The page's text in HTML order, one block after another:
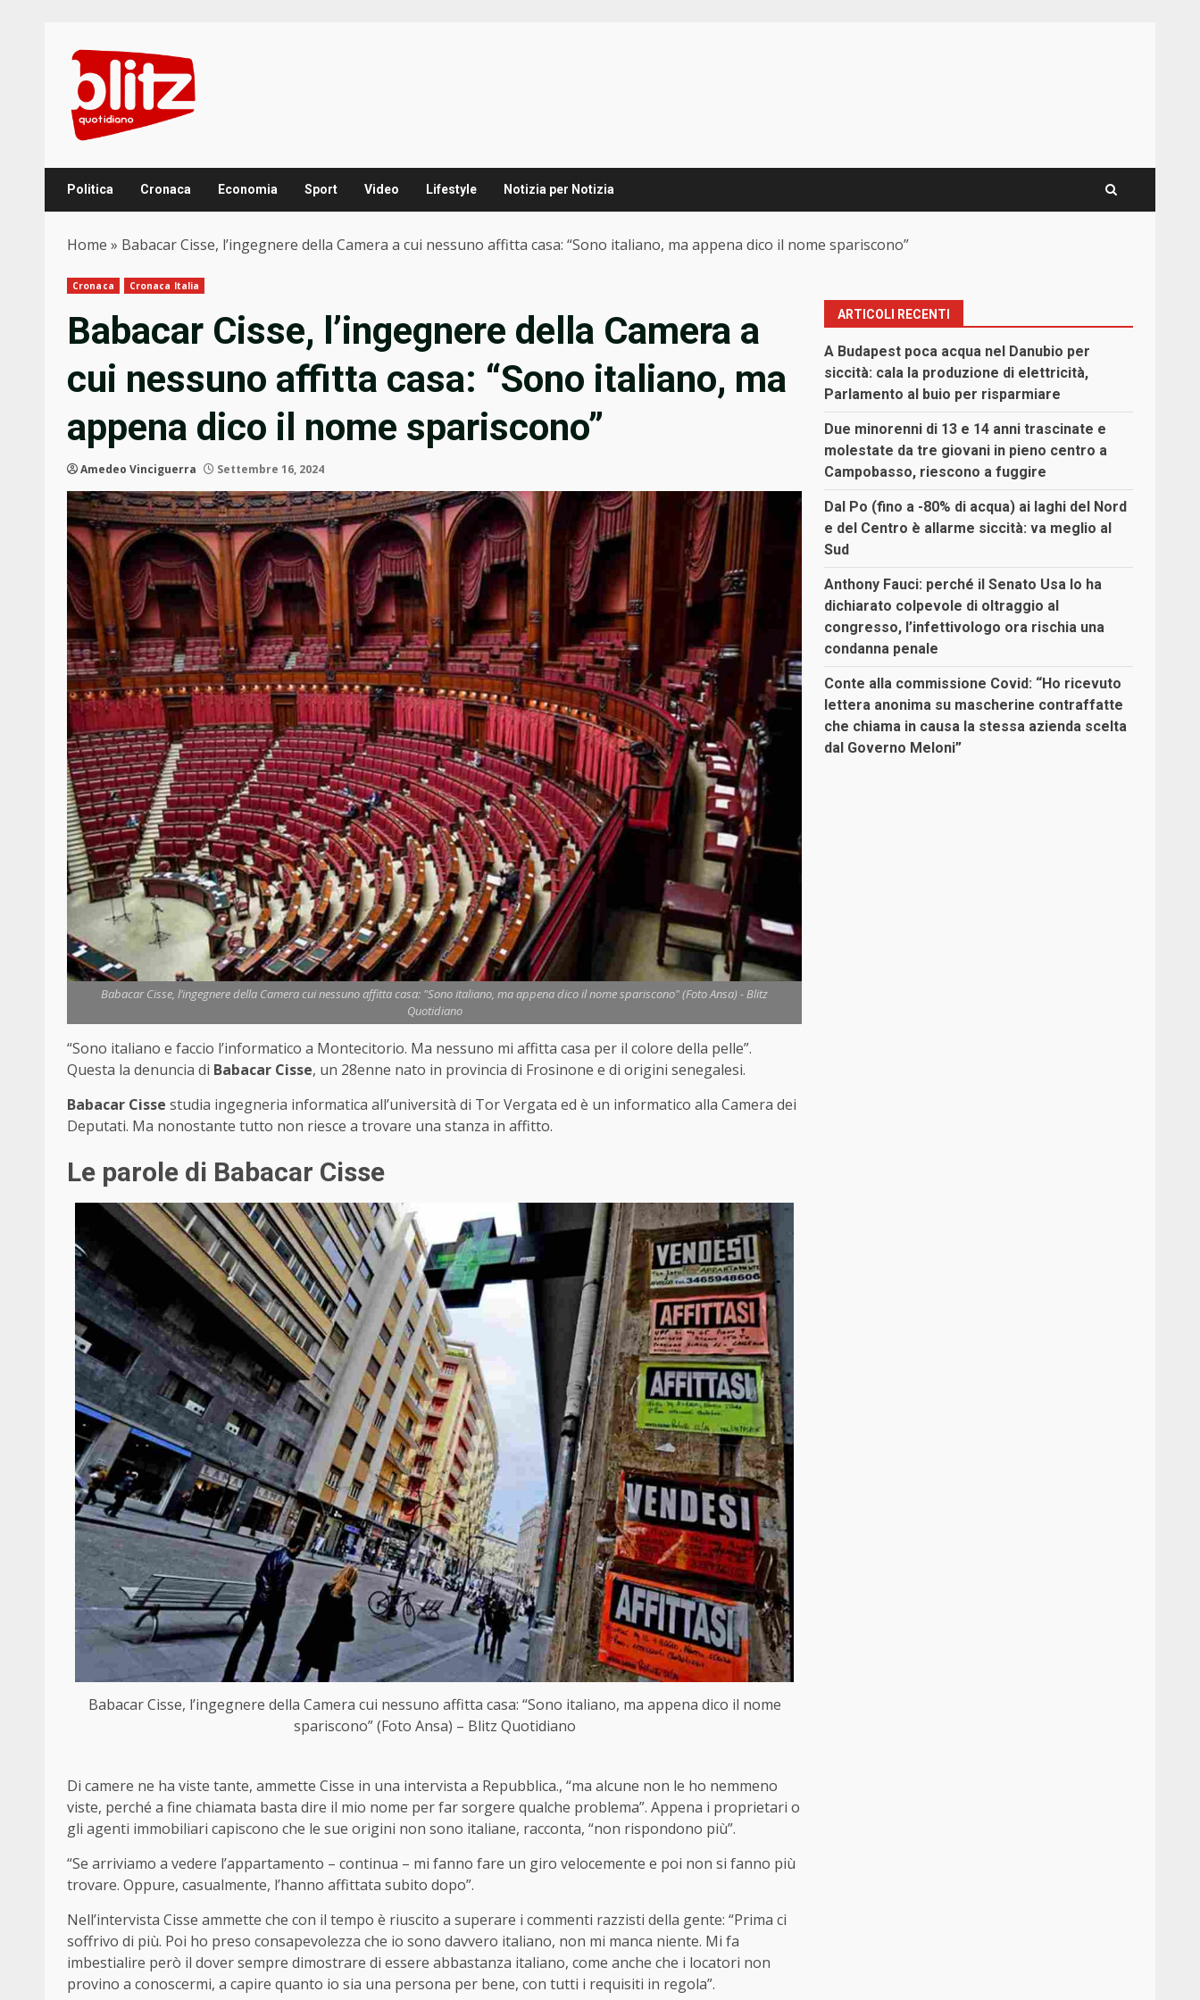
content
Politica Cronaca Economia Sport Video Lifestyle Notizia per Notizia
Home » Babacar Cisse, l’ingegnere della Camera a cui nessuno affitta casa: “Sono italiano, ma appena dico il nome spariscono”
Cronaca Cronaca Italia
Babacar Cisse, l’ingegnere della Camera a
cui nessuno affitta casa: “Sono italiano, ma
appena dico il nome spariscono”
Amedeo Vinciguerra Settembre 16, 2024
Babacar Cisse, l’ingegnere della Camera cui nessuno affitta casa: "Sono italiano, ma appena dico il nome spariscono" (Foto Ansa) - Blitz
Quotidiano
“Sono italiano e faccio l’informatico a Montecitorio. Ma nessuno mi affitta casa per il colore della pelle”.
Questa la denuncia di Babacar Cisse, un 28enne nato in provincia di Frosinone e di origini senegalesi.
Babacar Cisse studia ingegneria informatica all’università di Tor Vergata ed è un informatico alla Camera dei
Deputati. Ma nonostante tutto non riesce a trovare una stanza in affitto.
Le parole di Babacar Cisse
Babacar Cisse, l’ingegnere della Camera cui nessuno affitta casa: “Sono italiano, ma appena dico il nome
spariscono” (Foto Ansa) – Blitz Quotidiano
Di camere ne ha viste tante, ammette Cisse in una intervista a Repubblica., “ma alcune non le ho nemmeno
viste, perché a fine chiamata basta dire il mio nome per far sorgere qualche problema”. Appena i proprietari o
gli agenti immobiliari capiscono che le sue origini non sono italiane, racconta, “non rispondono più”.
“Se arriviamo a vedere l’appartamento – continua – mi fanno fare un giro velocemente e poi non si fanno più
trovare. Oppure, casualmente, l’hanno affittata subito dopo”.
Nell’intervista Cisse ammette che con il tempo è riuscito a superare i commenti razzisti della gente: “Prima ci
soffrivo di più. Poi ho preso consapevolezza che io sono davvero italiano, non mi manca niente. Mi fa
imbestialire però il dover sempre dimostrare di essere abbastanza italiano, come anche che i locatori non
provino a conoscermi, a capire quanto io sia una persona per bene, con tutti i requisiti in regola”.
ARTICOLI RECENTI
A Budapest poca acqua nel Danubio per
siccità: cala la produzione di elettricità,
Parlamento al buio per risparmiare
Due minorenni di 13 e 14 anni trascinate e
molestate da tre giovani in pieno centro a
Campobasso, riescono a fuggire
Dal Po (fino a -80% di acqua) ai laghi del Nord
e del Centro è allarme siccità: va meglio al
Sud
Anthony Fauci: perché il Senato Usa lo ha
dichiarato colpevole di oltraggio al
congresso, l’infettivologo ora rischia una
condanna penale
Conte alla commissione Covid: “Ho ricevuto
lettera anonima su mascherine contraffatte
che chiama in causa la stessa azienda scelta
dal Governo Meloni”